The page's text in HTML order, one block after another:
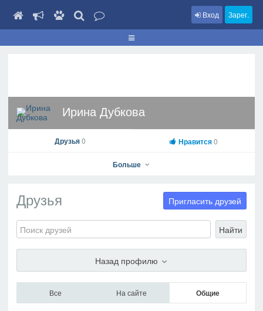
Вход Зарег.
Ирина Дубкова
Ирина Дубкова
На профиль
В друзья Фото Видео Написать сообщение
Друзья0 Нравится0
Больше
Друзья
Найти
Пригласить друзей
Назад профилю
Все На сайте Общие